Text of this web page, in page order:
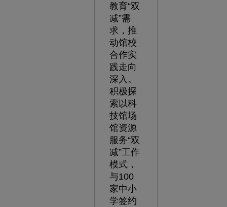
教育“双
减”需
求，推
动馆校
合作实
践走向
深入。
积极探
索以科
技馆场
馆资源
服务“双
减”工作
模式，
与100
家中小
学签约